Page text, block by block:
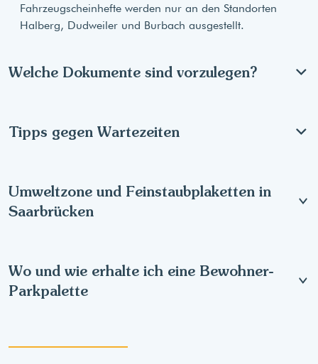
Fahrzeugscheinhefte werden nur an den Standorten
Halberg, Dudweiler und Burbach ausgestellt.
Welche Dokumente sind vorzulegen?
Tipps gegen Wartezeiten
Umweltzone und Feinstaubplaketten in
Saarbrücken
Wo und wie erhalte ich eine Bewohner-
Parkpalette